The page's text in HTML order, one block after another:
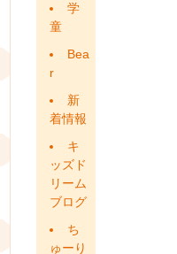
学
童
Bea
r
新
着情報
キ
ッズド
リーム
ブログ
ち
ゅーり